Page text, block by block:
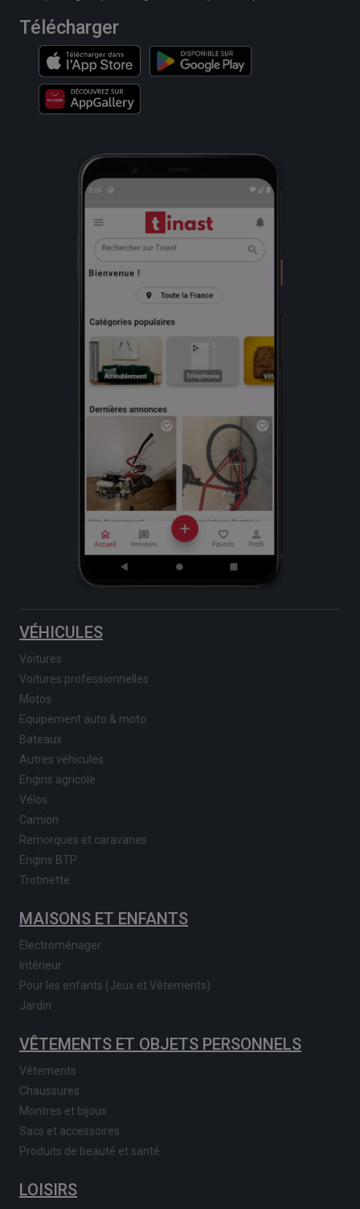
Télécharger
VÉHICULES
Voitures
Voitures professionnelles
Motos
Equipement auto & moto
Bateaux
Autres véhicules
Engins agricole
Vélos
Camion
Remorques et caravanes
Engins BTP
Trotinette
MAISONS ET ENFANTS
Electroménager
Intérieur
Pour les enfants (Jeux et Vêtements)
Jardin
VÊTEMENTS ET OBJETS PERSONNELS
Vêtements
Chaussures
Montres et bijoux
Sacs et accessoires
Produits de beauté et santé
LOISIRS